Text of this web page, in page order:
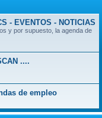
- EVENTOS - NOTICIAS
y por supuesto, la agenda de
....
de empleo